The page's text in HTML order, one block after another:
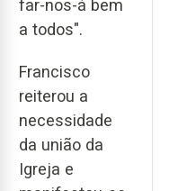
far-nos-á bem
a todos".
Francisco
reiterou a
necessidade
da união da
Igreja e